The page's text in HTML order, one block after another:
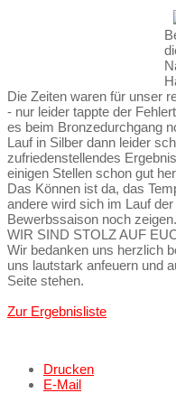
Die Zeiten waren für unser
- nur leider tappte der
es beim Bronzedurchgang
Lauf in Silber dann leider
zufriedenstellendes
einigen Stellen schon gut
Das Können ist da, das
andere wird sich im Lauf
Bewerbssaison noch zeigen.
WIR SIND STOLZ AUF
Wir bedanken uns herzlich
uns lautstark anfeuern und
Seite stehen.
Zur Ergebnisliste
Drucken
E-Mail